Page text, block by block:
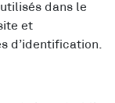
dans le
et
d’identification.